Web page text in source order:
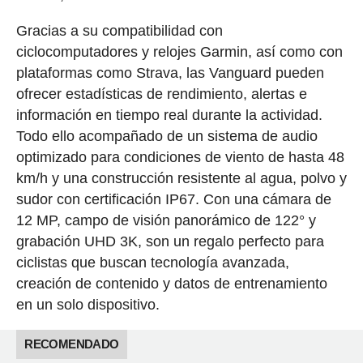
Gracias a su compatibilidad con
ciclocomputadores y relojes Garmin, así como con
plataformas como Strava, las Vanguard pueden
ofrecer estadísticas de rendimiento, alertas e
información en tiempo real durante la actividad.
Todo ello acompañado de un sistema de audio
optimizado para condiciones de viento de hasta 48
km/h y una construcción resistente al agua, polvo y
sudor con certificación IP67. Con una cámara de
12 MP, campo de visión panorámico de 122° y
grabación UHD 3K, son un regalo perfecto para
ciclistas que buscan tecnología avanzada,
creación de contenido y datos de entrenamiento
en un solo dispositivo.
RECOMENDADO